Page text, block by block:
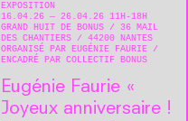
EXPOSITION
16.04.26 — 26.04.26 11H-18H
GRAND HUIT DE BONUS
36 MAIL
DES CHANTIERS
44200 NANTES
ORGANISÉ PAR EUGÉNIE FAURIE
ENCADRÉ PAR COLLECTIF BONUS
Eugénie Faurie « ​
Joyeux anniversaire !